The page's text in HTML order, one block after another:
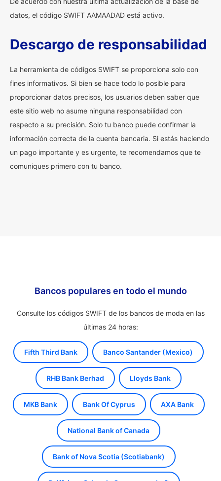
datos, el código SWIFT AAMAADAD está activo.
Descargo de responsabilidad
La herramienta de códigos SWIFT se proporciona solo con
fines informativos. Si bien se hace todo lo posible para
proporcionar datos precisos, los usuarios deben saber que
este sitio web no asume ninguna responsabilidad con
respecto a su precisión. Solo tu banco puede confirmar la
información correcta de la cuenta bancaria. Si estás haciendo
un pago importante y es urgente, te recomendamos que te
comuniques primero con tu banco.
Bancos populares en todo el mundo
Consulte los códigos SWIFT de los bancos de moda en las
últimas 24 horas:
Fifth Third Bank Banco Santander (Mexico)
RHB Bank Berhad Lloyds Bank
MKB Bank Bank Of Cyprus AXA Bank
National Bank of Canada
Bank of Nova Scotia (Scotiabank)